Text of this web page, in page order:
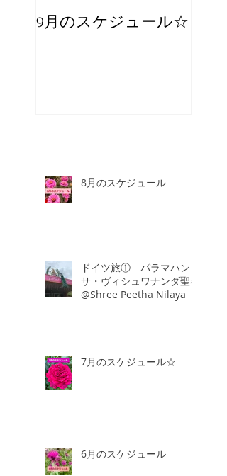
9月のスケジュール☆
8月のスケジュール
ドイツ旅① パラマハン
サ・ヴィシュワナンダ聖者
@Shree Peetha Nilaya
7月のスケジュール☆
6月のスケジュール